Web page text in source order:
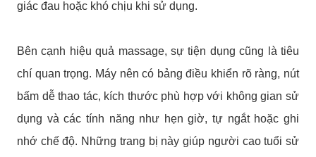
giác đau hoặc khó chịu khi sử dụng.
Bên cạnh hiệu quả massage, sự tiện dụng cũng là tiêu
chí quan trọng. Máy nên có bảng điều khiển rõ ràng, nút
bấm dễ thao tác, kích thước phù hợp với không gian sử
dụng và các tính năng như hẹn giờ, tự ngắt hoặc ghi
nhớ chế độ. Những trang bị này giúp người cao tuổi sử